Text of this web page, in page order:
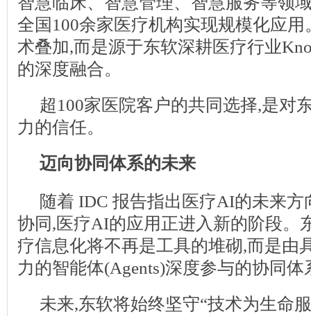
全国100余家医疗机构实现规模化应
术叠加,而是源于东软深耕医疗行业
的深度融合。
超100家医院客户的共同选择,是对
力的信任。
迈向协同体系的未来
随着 IDC 报告指出医疗AI的未来
协同,医疗AI的应用正进入新的阶段。
疗信息化将不再是工具的堆砌,而是由
力的智能体(Agents)深度参与的协同体
未来,东软将始终坚守“技术为生命